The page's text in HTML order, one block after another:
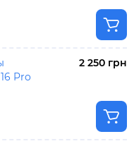
Pro
2 250 грн